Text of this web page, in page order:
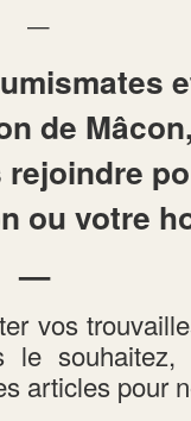
—
de
ou votre
—
vos
souhaitez,
articles pour